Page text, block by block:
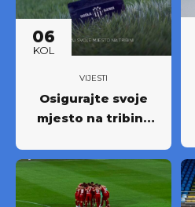
06
KOL
VIJESTI
Osigurajte svoje
mjesto na tribini:
godišnjih ulaznica
NK Rudeš za
prvoligašku